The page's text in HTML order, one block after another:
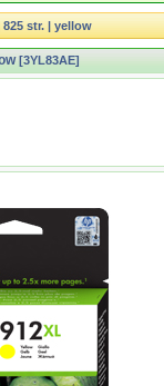
825 str. | yellow
[3YL83AE]